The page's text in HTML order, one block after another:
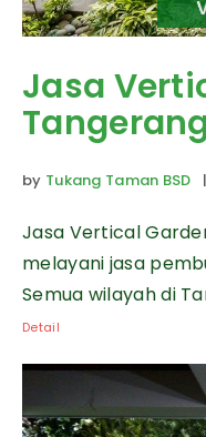
Jasa
by Tukang Taman BSD
Jasa Vertical
melayani jasa
Semua wilayah di
Detail